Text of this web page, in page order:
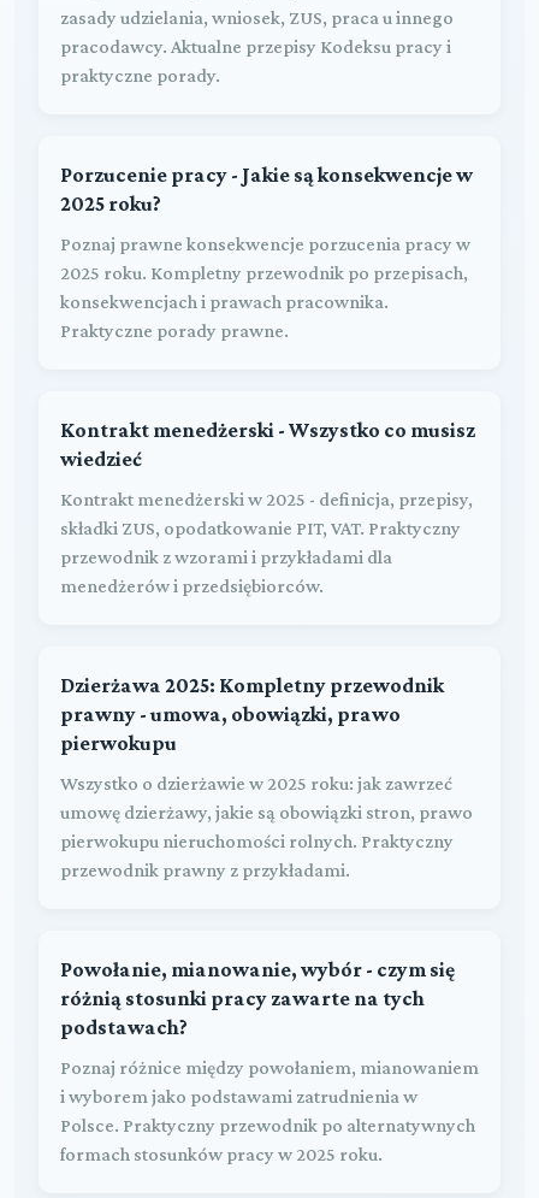
zasady udzielania, wniosek, ZUS, praca u innego
pracodawcy. Aktualne przepisy Kodeksu pracy i
praktyczne porady.
Porzucenie pracy - Jakie są konsekwencje w
2025 roku?
Poznaj prawne konsekwencje porzucenia pracy w
2025 roku. Kompletny przewodnik po przepisach,
konsekwencjach i prawach pracownika.
Praktyczne porady prawne.
Kontrakt menedżerski - Wszystko co musisz
wiedzieć
Kontrakt menedżerski w 2025 - definicja, przepisy,
składki ZUS, opodatkowanie PIT, VAT. Praktyczny
przewodnik z wzorami i przykładami dla
menedżerów i przedsiębiorców.
Dzierżawa 2025: Kompletny przewodnik
prawny - umowa, obowiązki, prawo
pierwokupu
Wszystko o dzierżawie w 2025 roku: jak zawrzeć
umowę dzierżawy, jakie są obowiązki stron, prawo
pierwokupu nieruchomości rolnych. Praktyczny
przewodnik prawny z przykładami.
Powołanie, mianowanie, wybór - czym się
różnią stosunki pracy zawarte na tych
podstawach?
Poznaj różnice między powołaniem, mianowaniem
i wyborem jako podstawami zatrudnienia w
Polsce. Praktyczny przewodnik po alternatywnych
formach stosunków pracy w 2025 roku.